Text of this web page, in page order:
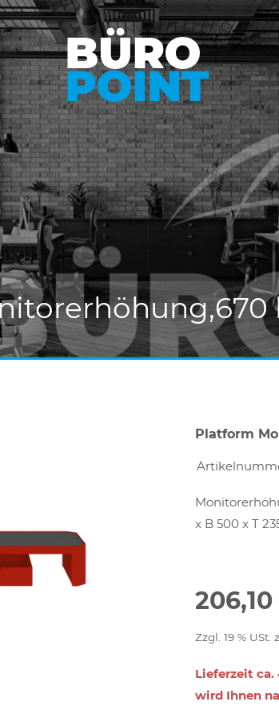
Platform
x B 500 x T
Zzgl. 19 % USt.
Lieferzeit
wird Ihnen